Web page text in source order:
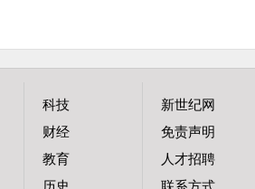
科技
财经
教育
新世纪网
免责声明
人才招聘